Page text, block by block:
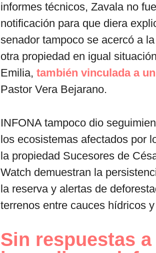
informes técnicos, Zavala no
notificación para que diera
senador tampoco se acercó a
otra propiedad en igual
Emilia, también vinculada a
Pastor Vera Bejarano.
INFONA tampoco dio
los ecosistemas afectados por
la propiedad Sucesores de
Watch demuestran la
la reserva y alertas de
terrenos entre cauces hídricos
Sin respuestas